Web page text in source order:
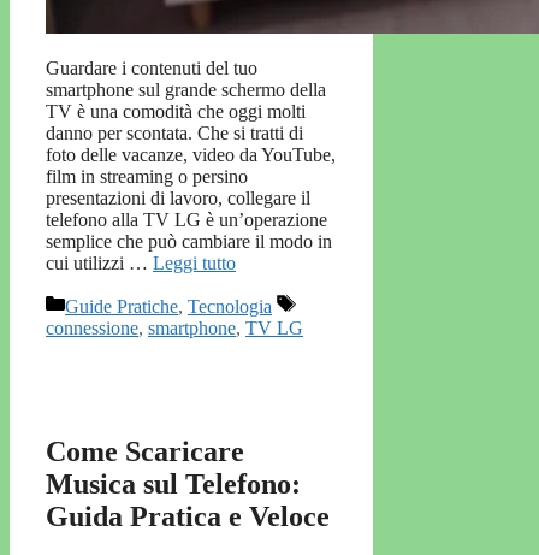
Guardare i contenuti del tuo
smartphone sul grande schermo della
TV è una comodità che oggi molti
danno per scontata. Che si tratti di
foto delle vacanze, video da YouTube,
film in streaming o persino
presentazioni di lavoro, collegare il
telefono alla TV LG è un’operazione
semplice che può cambiare il modo in
cui utilizzi … Leggi tutto
Categorie
Guide Pratiche, Tecnologia
Tag
connessione, smartphone, TV LG
Come Scaricare
Musica sul Telefono:
Guida Pratica e Veloce